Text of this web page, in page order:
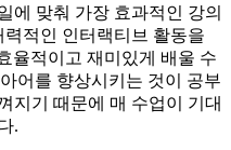
에 맞춰 가장 효과적인 강의
적인 인터랙티브 활동을
율적이고 재미있게 배울 수
어를 향상시키는 것이 공부
지기 때문에 매 수업이 기대
.